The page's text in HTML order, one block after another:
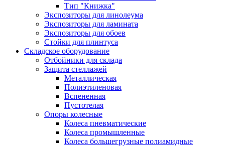
Тип "Книжка"
Экспозиторы для линолеума
Экспозиторы для ламината
Экспозиторы для обоев
Стойки для плинтуса
Складское оборудование
Отбойники для склада
Защита стеллажей
Металлическая
Полиэтиленовая
Вспененная
Пустотелая
Опоры колесные
Колеса пневматические
Колеса промышленные
Колеса большегрузные полиамидные